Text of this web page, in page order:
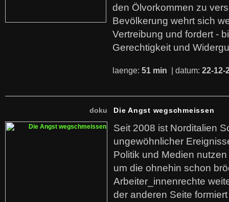
den Ölvorkommen zu
Bevölkerung wehrt sich
Vertreibung und fordert -
Gerechtigkeit und
laenge: 51 min | datum: 22-12-
doku Die Angst wegschmeissen
Seit 2008 ist Norditalien
ungewöhnlicher
Politik und Medien
um die ohnehin schon
Arbeiter_innenrechte
der anderen Seite